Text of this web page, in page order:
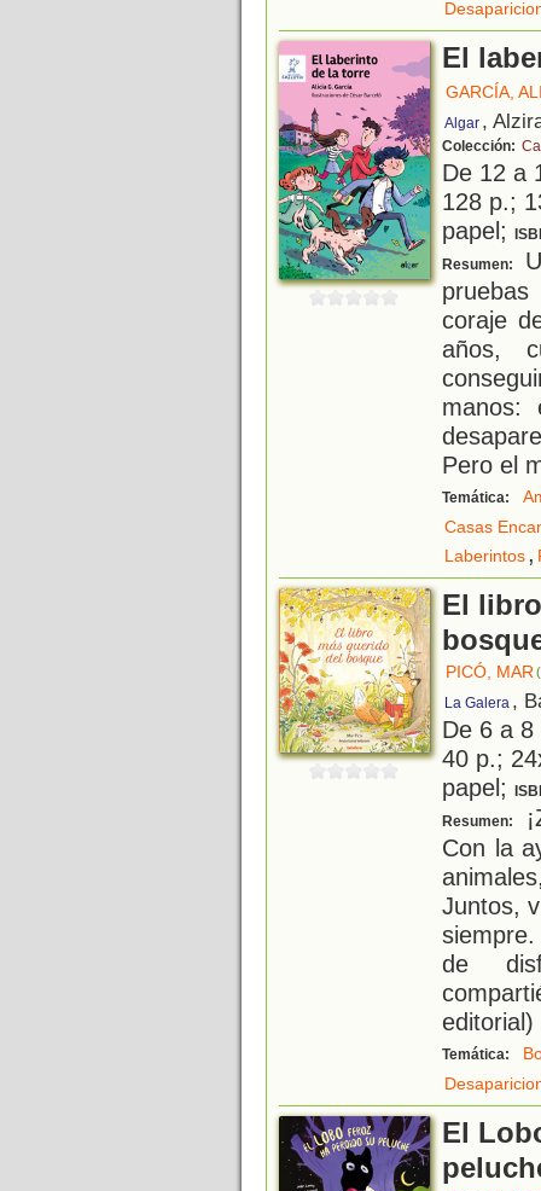
El
GARCÍA,
Algar ,
Colección:
De 12 a
128 p.;
papel;
Resumen:
coraje
años,
Pero el
Temática:
Casas
Laberintos,
El
PICÓ, MAR
La Galera ,
De 6 a
40 p.;
papel;
Resumen:
Con la
Juntos,
de
editorial)
Temática:
El